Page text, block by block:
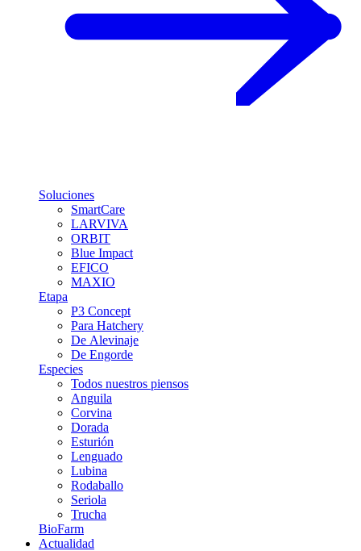
Soluciones
SmartCare
LARVIVA
ORBIT
Blue Impact
EFICO
MAXIO
Etapa
P3 Concept
Para Hatchery
De Alevinaje
De Engorde
Especies
Todos nuestros piensos
Anguila
Corvina
Dorada
Esturión
Lenguado
Lubina
Rodaballo
Seriola
Trucha
BioFarm
Actualidad